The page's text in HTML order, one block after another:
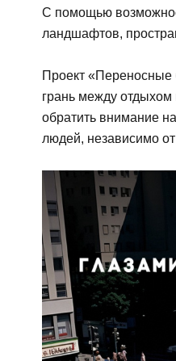
С помощью
ландшафтов,
Проект «Переносные
грань между
обратить внимание
людей, независимо